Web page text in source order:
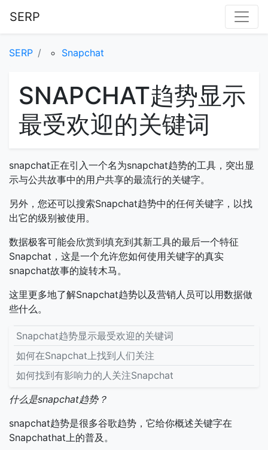
SERP
SERP Snapchat
SNAPCHAT趋势显示
最受欢迎的关键词
snapchat正在引入一个名为snapchat趋势的工具，突出显
示与公共故事中的用户共享的最流行的关键字。
另外，您还可以搜索Snapchat趋势中的任何关键字，以找
出它的级别被使用。
数据极客可能会欣赏到填充到其新工具的最后一个特征
Snapchat，这是一个允许您如何使用关键字的真实
snapchat故事的旋转木马。
这里更多地了解Snapchat趋势以及营销人员可以用数据做
些什么。
Snapchat趋势显示最受欢迎的关键词
如何在Snapchat上找到人们关注
如何找到有影响力的人关注Snapchat
什么是snapchat趋势？
snapchat趋势是很多谷歌趋势，它给你概述关键字在
Snapchathat上的普及。